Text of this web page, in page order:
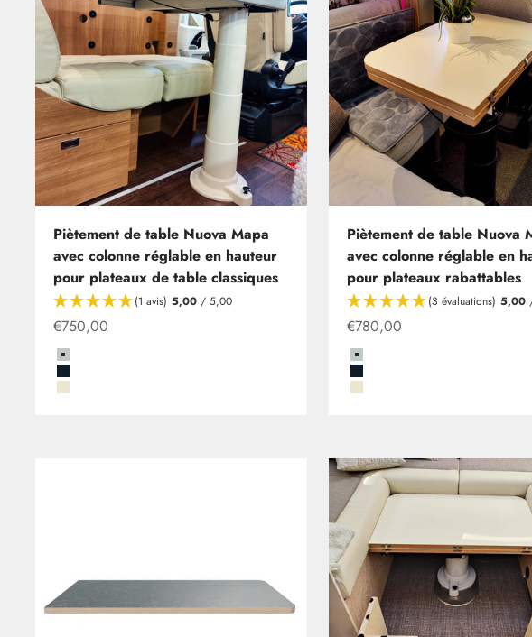
Piètement de table Nuova Mapa
avec colonne réglable en hauteur
pour plateaux de table classiques
(1 avis) 5,00 / 5,00
Offre
€750,00
Grau
Schwarz
Beige
Piètement de table Nuova
avec colonne réglable en
pour plateaux rabattables
(3 évaluations) 5,00/
Offre
€780,00
Grau
Schwarz
Beige